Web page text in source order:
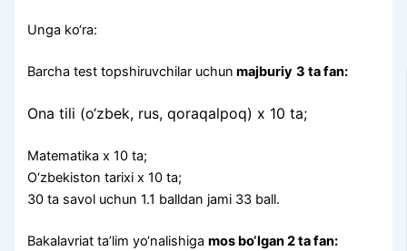
Unga ko‘ra:
Barcha test topshiruvchilar uchun majburiy 3 ta fan:
Ona tili (o‘zbek, rus, qoraqalpoq) x 10 ta;
Matematika x 10 ta;
O‘zbekiston tarixi x 10 ta;
30 ta savol uchun 1.1 balldan jami 33 ball.
Bakalavriat ta’lim yo‘nalishigamos bo‘lgan 2 ta fan: